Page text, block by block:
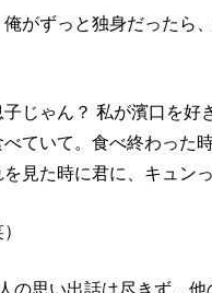
がずっと独身だったら
じゃん？ 私が濱口を好
ていて。食べ終わった
見た時に君に、キュン
の思い出話は尽きず、